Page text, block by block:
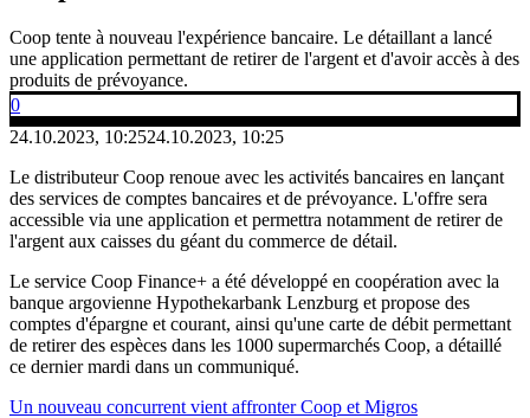
Coop tente à nouveau l'expérience bancaire. Le détaillant a lancé
une application permettant de retirer de l'argent et d'avoir accès à des
produits de prévoyance.
0
24.10.2023, 10:2524.10.2023, 10:25
Le distributeur Coop renoue avec les activités bancaires en lançant
des services de comptes bancaires et de prévoyance. L'offre sera
accessible via une application et permettra notamment de retirer de
l'argent aux caisses du géant du commerce de détail.
Le service Coop Finance+ a été développé en coopération avec la
banque argovienne Hypothekarbank Lenzburg et propose des
comptes d'épargne et courant, ainsi qu'une carte de débit permettant
de retirer des espèces dans les 1000 supermarchés Coop, a détaillé
ce dernier mardi dans un communiqué.
Un nouveau concurrent vient affronter Coop et Migros